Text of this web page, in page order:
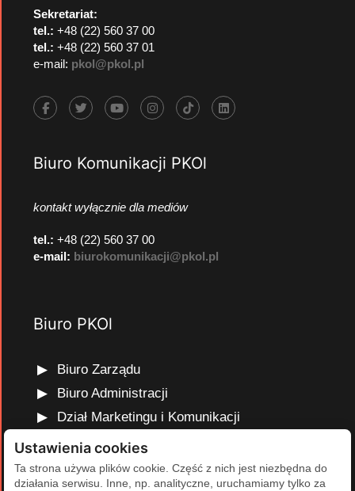
Sekretariat:
tel.: +48 (22) 560 37 00
tel.: +48 (22) 560 37 01
e-mail: pkol@pkol.pl
Biuro Komunikacji PKOl
kontakt wyłącznie dla mediów
tel.: +48 (22) 560 37 00
e-mail: biurokomunikacji@pkol.pl
Biuro PKOl
Biuro Zarządu
Biuro Administracji
Dział Marketingu i Komunikacji
Dział Edukacji Olimpijskiej
Dział Finansów i Kadr
Dział Projektów Olimpijskich
Ustawienia cookies
Ta strona używa plików cookie. Część z nich jest niezbędna do
działania serwisu. Inne, np. analityczne, uruchamiamy tylko za